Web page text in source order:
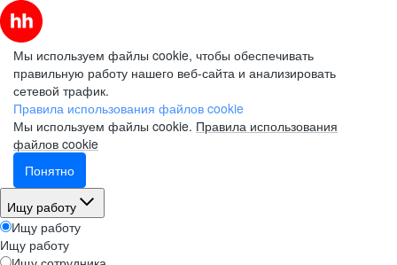
Мы используем файлы cookie, чтобы обеспечивать
правильную работу нашего веб-сайта и анализировать
сетевой трафик.
Правила использования файлов cookie
Мы используем файлы cookie. Правила использования
файлов cookie
Понятно
Ищу работу
Ищу работу
Ищу работу